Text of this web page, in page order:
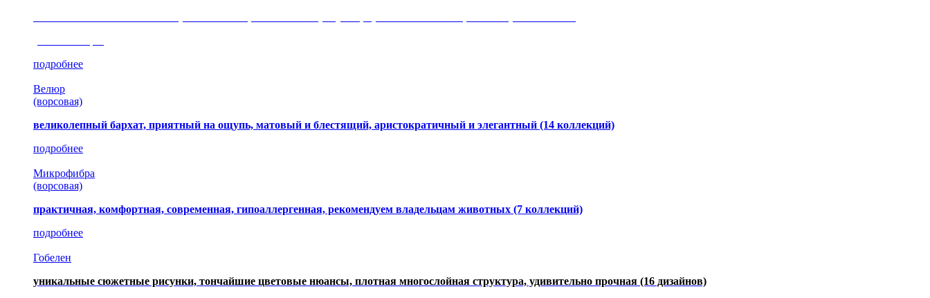
подробнее
Велюр
(ворсовая)
великолепный бархат, приятный на ощупь, матовый и блестящий, аристократичный и элегантный (14 коллекций)
подробнее
Микрофибра
(ворсовая)
практичная, комфортная, современная, гипоаллергенная, рекомендуем владельцам животных (7 коллекций)
подробнее
Гобелен
уникальные сюжетные рисунки, тончайшие цветовые нюансы, плотная многослойная структура, удивительно прочная (16 дизайнов)